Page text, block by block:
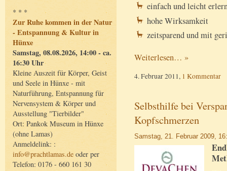
* * *
Zur Ruhe kommen in der Natur
- Entspannung & Kultur in
Hünxe
Samstag, 08.08.2026, 14:00 - ca.
16:30 Uhr
Kleine Auszeit für Körper, Geist
und Seele in Hünxe - mit
Naturführung, Entspannung für
Nervensystem & Körper und
Ausstellung "Tierbilder"
Ort: Pankok Museum in Hünxe
(ohne Lamas)
Anmeldelink: :
info@prachtlamas.de oder per
Telefon: 0176 - 660 161 30
einfach und leicht
hohe Wirksamkeit
zeitsparend und mit
Weiterlesen… »
4. Februar 2011, 1 Kommentar
Selbsthilfe bei
Kopfschmerzen
Samstag, 21. Februar 2009,